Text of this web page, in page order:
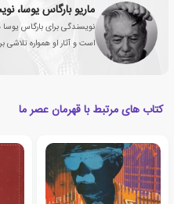
ماریو بارگاس یوسا،
نویسندگی برای بارگاس یوسا
است و آثار او همواره تلاشی
کتاب های مرتبط با قهرمان عصر ما